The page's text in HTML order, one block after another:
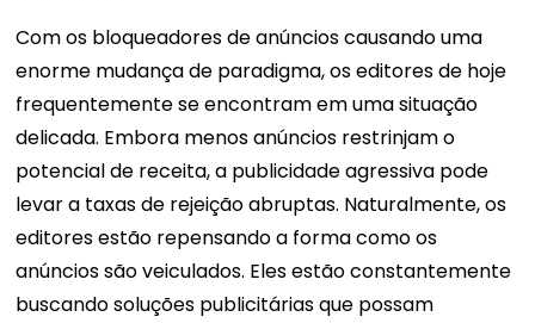
Com os bloqueadores de anúncios causando uma
enorme mudança de paradigma, os editores de hoje
frequentemente se encontram em uma situação
delicada. Embora menos anúncios restrinjam o
potencial de receita, a publicidade agressiva pode
levar a taxas de rejeição abruptas. Naturalmente, os
editores estão repensando a forma como os
anúncios são veiculados. Eles estão constantemente
buscando soluções publicitárias que possam